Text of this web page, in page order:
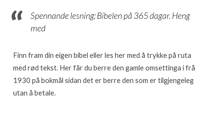
–
dag
140
Spennande lesning; Bibelen på 365 dagar. Heng
med
Finn fram din eigen bibel eller les her med å trykke på ruta
med rød tekst. Her får du berre den gamle omsettinga i frå
1930 på bokmål sidan det er berre den som er tilgjengeleg
utan å betale.